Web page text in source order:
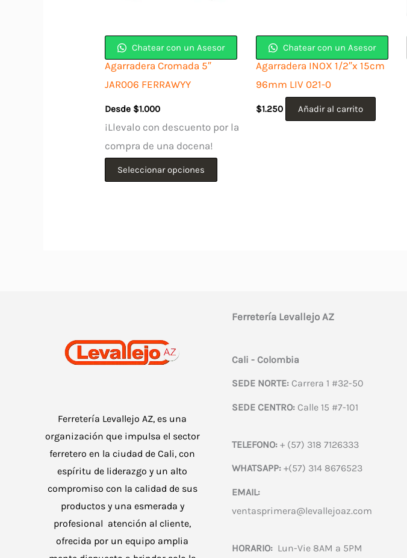
Chatear con un Asesor
Agarradera Cromada 5″
JAR006 FERRAWYY
Desde $1.000
¡Llevalo con descuento por la
compra de una docena!
Seleccionar opciones
pueden
Chatear con un Asesor
Agarradera INOX 1/2″x 15cm
96mm LIV 021-0
$1.250 Añadir al carrito
Ferretería Levallejo AZ, es una
organización que impulsa el sector
ferretero en la ciudad de Cali, con
espíritu de liderazgo y un alto
compromiso con la calidad de sus
productos y una esmerada y
profesional atención al cliente,
ofrecida por un equipo amplia
Ferretería Levallejo AZ
Cali - Colombia
SEDE NORTE:Carrera 1 #32-50
SEDE CENTRO:Calle 15 #7-101
TELEFONO:+ (57) 318 7126333
WHATSAPP:+(57) 314 8676523
EMAIL:
ventasprimera@levallejoaz.com
HORARIO:Lun-Vie 8AM a 5PM